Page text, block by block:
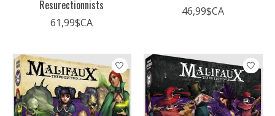
Resurectionnists
61,99$CA
46,99$CA